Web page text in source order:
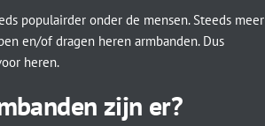
populairder onder de mensen. Steeds meer
en/of dragen heren armbanden. Dus
heren.
zijn er?